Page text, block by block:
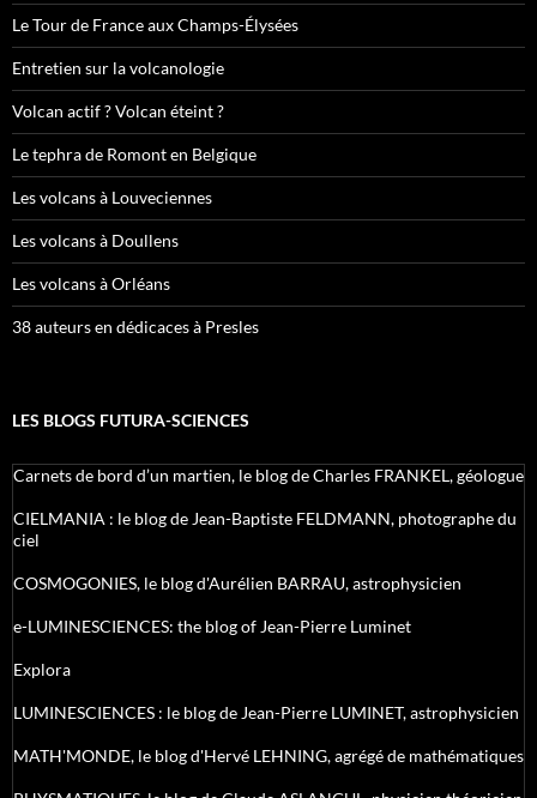
Le Tour de France aux Champs-Élysées
Entretien sur la volcanologie
Volcan actif ? Volcan éteint ?
Le tephra de Romont en Belgique
Les volcans à Louveciennes
Les volcans à Doullens
Les volcans à Orléans
38 auteurs en dédicaces à Presles
LES BLOGS FUTURA-SCIENCES
Carnets de bord d’un martien, le blog de Charles FRANKEL, géologue
CIELMANIA : le blog de Jean-Baptiste FELDMANN, photographe du
ciel
COSMOGONIES, le blog d'Aurélien BARRAU, astrophysicien
e-LUMINESCIENCES: the blog of Jean-Pierre Luminet
Explora
LUMINESCIENCES : le blog de Jean-Pierre LUMINET, astrophysicien
MATH'MONDE, le blog d'Hervé LEHNING, agrégé de mathématiques